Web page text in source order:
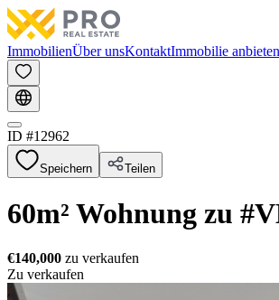
ImmobilienÜber unsKontaktImmobilie anbieten
ID #12962
Speichern Teilen
60m² Wohnung zu
€140,000 zu verkaufen
Zu verkaufen